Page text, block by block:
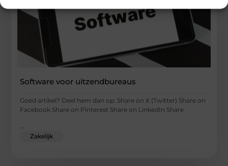
Software voor uitzendbureaus
Goed artikel? Deel hem dan op: Share on X (Twitter) Share on
Facebook Share on Pinterest Share on LinkedIn Share
Zakelijk